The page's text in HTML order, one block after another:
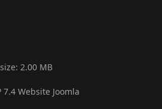
‎2.00 MB
Website Joomla